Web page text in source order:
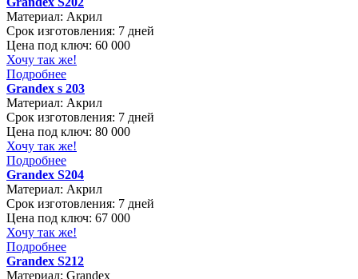
Материал: Акрил
Срок изготовления: 7 дней
Цена под ключ: 60 000
Хочу так же!
Подробнее
Grandex s 203
Материал: Акрил
Срок изготовления: 7 дней
Цена под ключ: 80 000
Хочу так же!
Подробнее
Grandex S204
Материал: Акрил
Срок изготовления: 7 дней
Цена под ключ: 67 000
Хочу так же!
Подробнее
Grandex S212
Материал: Grandex